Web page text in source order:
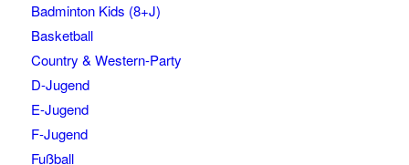
Badminton Kids (8+J)
Basketball
Country & Western-Party
D-Jugend
E-Jugend
F-Jugend
Fußball